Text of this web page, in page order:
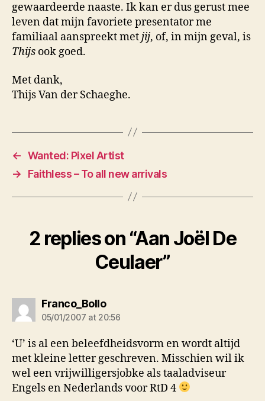
gewaardeerde naaste. Ik kan er dus gerust mee
leven dat mijn favoriete presentator me
familiaal aanspreekt metjij, of, in mijn geval, is
Thijs ook goed.
Met dank,
Thijs Van der Schaeghe.
← Wanted: Pixel Artist
→
Faithless – To all new arrivals
2 replies on “Aan Joël De
Ceulaer”
Franco_Bollosays:
05/01/2007 at 20:56
‘U’ is al een beleefdheidsvorm en wordt altijd
met kleine letter geschreven. Misschien wil ik
wel een vrijwilligersjobke als taaladviseur
Engels en Nederlands voor RtD 4